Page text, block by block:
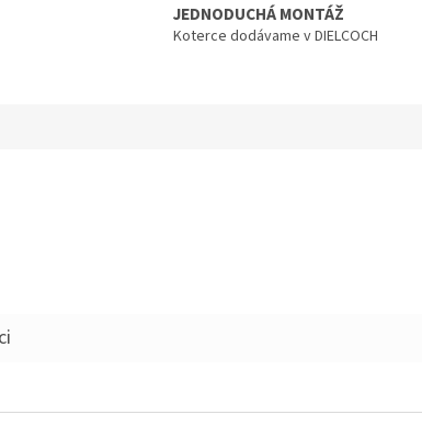
JEDNODUCHÁ MONTÁŽ
Koterce dodávame v DIELCOCH